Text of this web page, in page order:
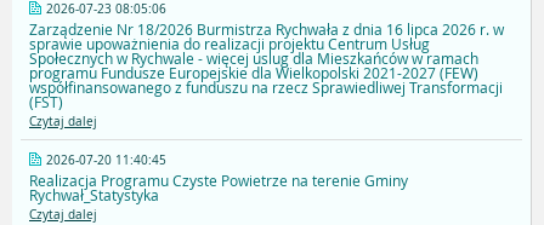
2026-07-23 08:05:06
Zarządzenie Nr 18/2026 Burmistrza Rychwała z dnia 16 lipca 2026 r. w
sprawie upoważnienia do realizacji projektu Centrum Usług
Społecznych w Rychwale - więcej uslug dla Mieszkańców w ramach
programu Fundusze Europejskie dla Wielkopolski 2021-2027 (FEW)
współfinansowanego z funduszu na rzecz Sprawiedliwej Transformacji
(FST)
Czytaj dalej
2026-07-20 11:40:45
Realizacja Programu Czyste Powietrze na terenie Gminy
Rychwał_Statystyka
Czytaj dalej